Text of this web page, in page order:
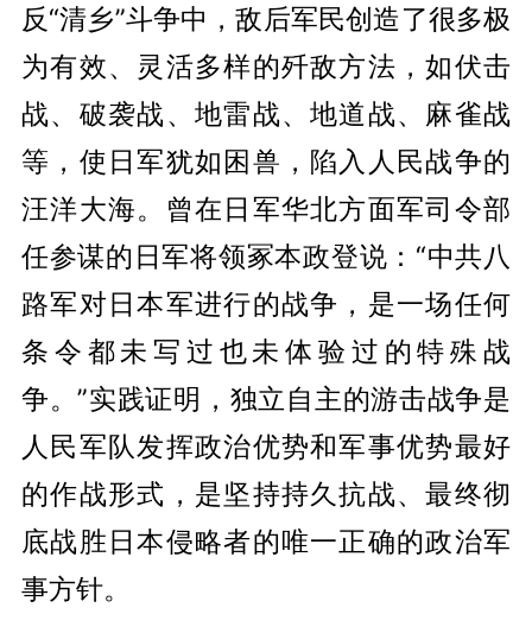
反“清乡”斗争中，敌后军民创造了很多极
为有效、灵活多样的歼敌方法，如伏击
战、破袭战、地雷战、地道战、麻雀战
等，使日军犹如困兽，陷入人民战争的
汪洋大海。曾在日军华北方面军司令部
任参谋的日军将领冢本政登说：“中共八
路军对日本军进行的战争，是一场任何
条令都未写过也未体验过的特殊战
争。”实践证明，独立自主的游击战争是
人民军队发挥政治优势和军事优势最好
的作战形式，是坚持持久抗战、最终彻
底战胜日本侵略者的唯一正确的政治军
事方针。